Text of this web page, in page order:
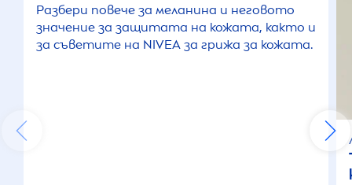
Разбери повече за меланина и неговото
значение за защитата на кожата, както и
за съветите на NIVEA за грижа за кожата.